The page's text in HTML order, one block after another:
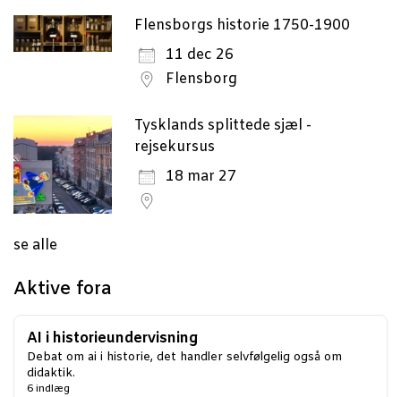
Flensborgs historie 1750-1900
11 dec 26
Flensborg
Tysklands splittede sjæl -
rejsekursus
18 mar 27
se alle
Aktive fora
AI i historieundervisning
Debat om ai i historie, det handler selvfølgelig også om
didaktik.
6 indlæg